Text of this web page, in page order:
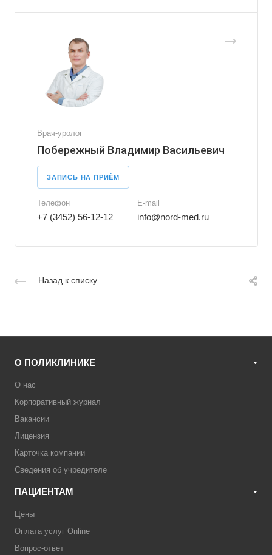
Врач-уролог
Побережный Владимир Васильевич
ЗАПИСЬ НА ПРИЁМ
Телефон
+7 (3452) 56-12-12
E-mail
info@nord-med.ru
Назад к списку
О ПОЛИКЛИНИКЕ
О нас
Корпоративный журнал
Вакансии
Лицензия
Карточка компании
Сведения об учредителе
ПАЦИЕНТАМ
Цены
Оплата услуг Online
Вопрос-ответ